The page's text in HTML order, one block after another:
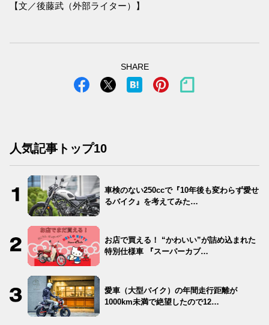
【文／後藤武（外部ライター）】
SHARE
人気記事トップ10
車検のない250ccで『10年後も変わらず愛せ
るバイク』を考えてみた…
お店で買える！ “かわいい”が詰め込まれた
特別仕様車 『スーパーカブ…
愛車（大型バイク）の年間走行距離が
1000km未満で絶望したので12…